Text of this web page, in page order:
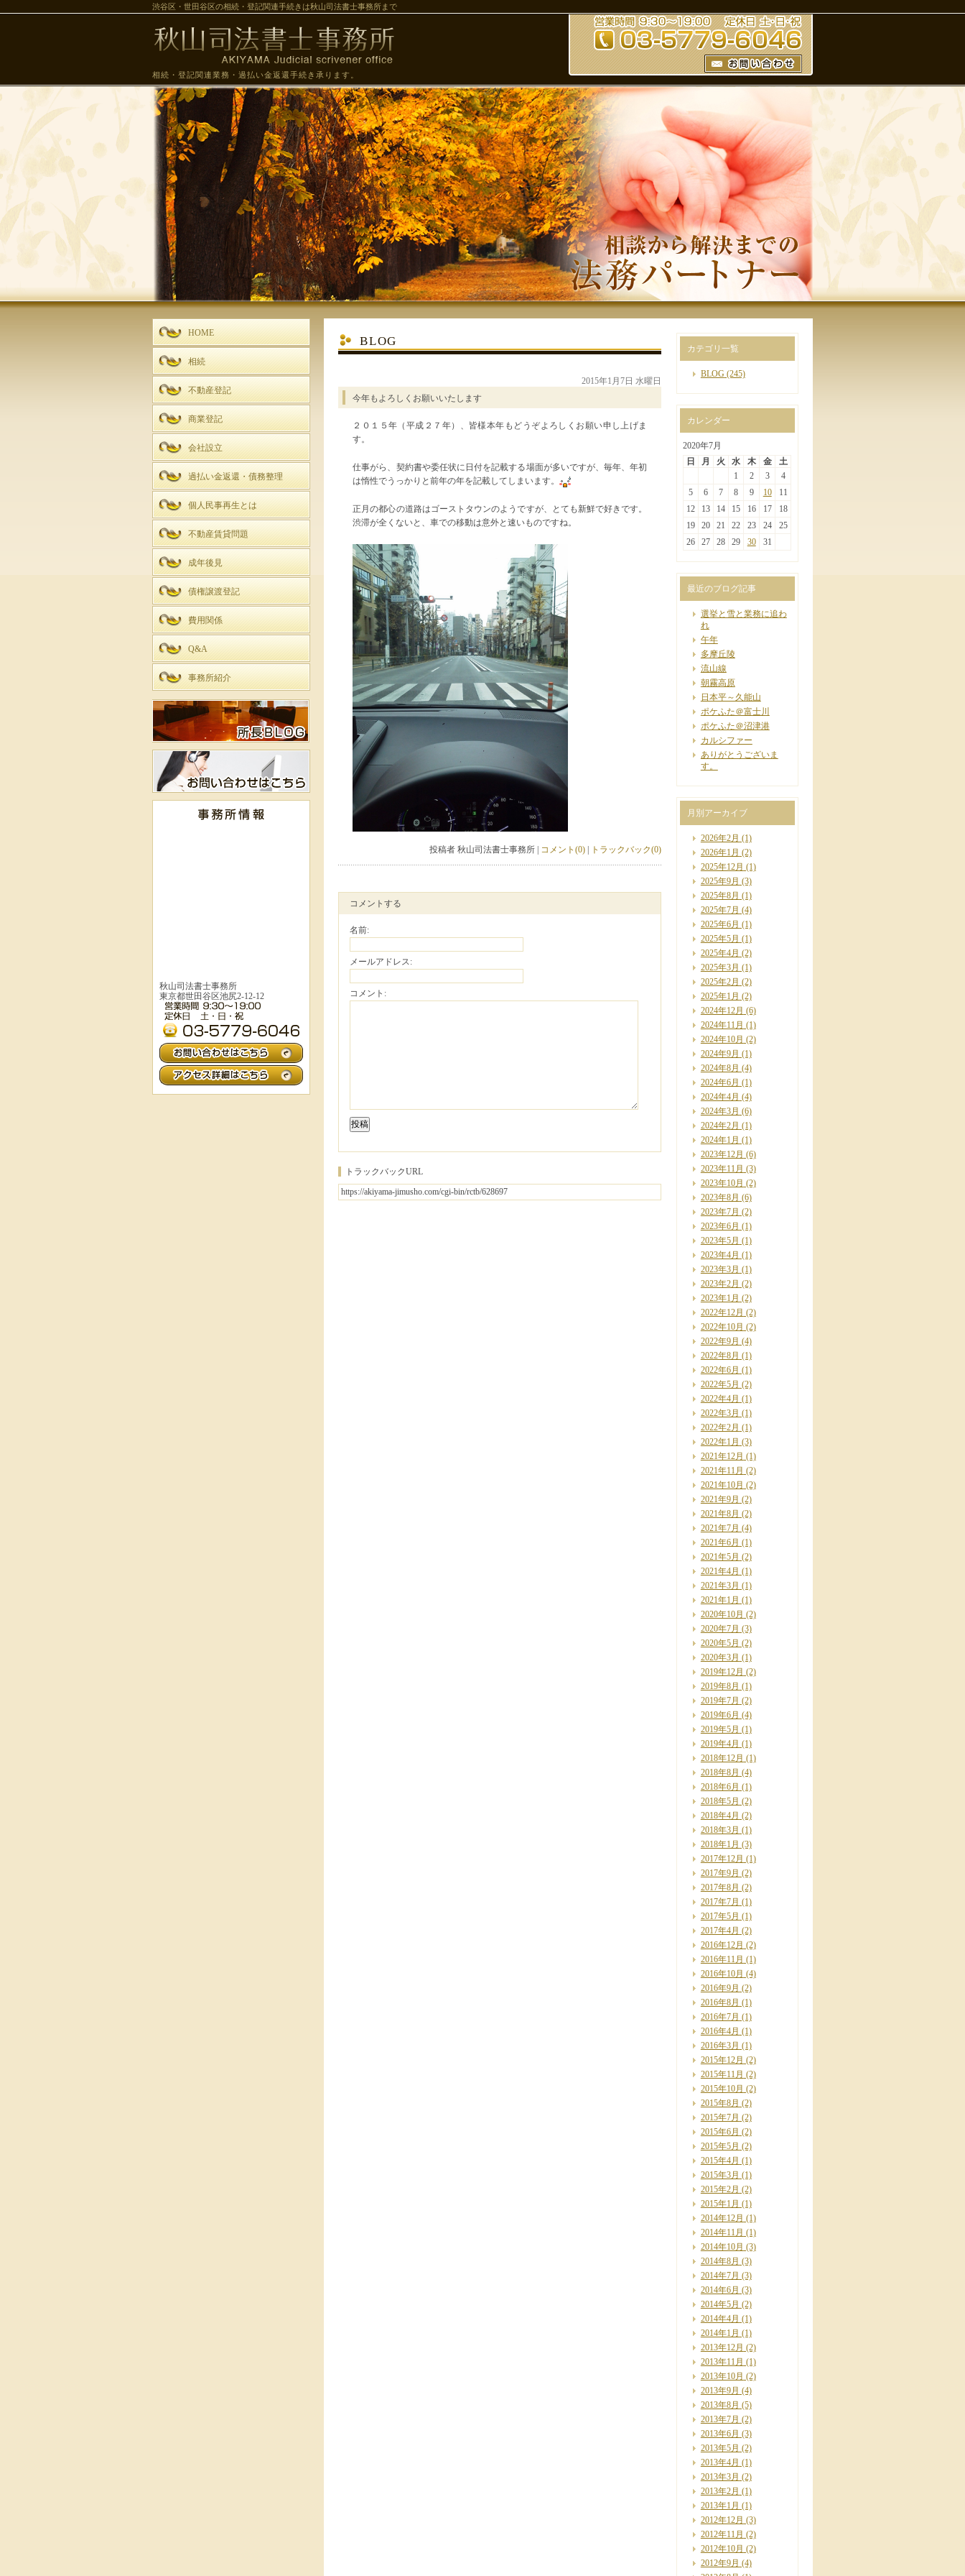
渋谷区・世田谷区の相続・登記関連手続きは秋山司法書士事務所まで
相続・登記関連業務・過払い金返還手続き承ります。
BLOG
2015年1月7日 水曜日
今年もよろしくお願いいたします
２０１５年（平成２７年）、皆様本年もどうぞよろしくお願い申し上げま
す。
仕事がら、契約書や委任状に日付を記載する場面が多いですが、毎年、年初
は惰性でうっかりと前年の年を記載してしまいます。
正月の都心の道路はゴーストタウンのようですが、とても新鮮で好きです。
渋滞が全くないと、車での移動は意外と速いものですね。
投稿者 秋山司法書士事務所 | コメント(0) トラックバック(0)
コメントする
名前:
メールアドレス:
コメント:
トラックバックURL
カテゴリ一覧
BLOG(245)
カレンダー
2020年7月
日
月 火 水 木 金
土
1
2 3
4
5
6 7 8 9 10
11
12
13 14 15 16 17
18
19
20 21 22 23 24
25
26
27 28 29 30 31
最近のブログ記事
選挙と雪と業務に追わ
れ
午年
多摩丘陵
流山線
朝霧高原
日本平～久能山
ポケふた＠富士川
ポケふた＠沼津港
カルシファー
ありがとうございま
す。
月別アーカイブ
2026年2月 (1)
2026年1月 (2)
2025年12月 (1)
2025年9月 (3)
2025年8月 (1)
2025年7月 (4)
2025年6月 (1)
2025年5月 (1)
2025年4月 (2)
2025年3月 (1)
2025年2月 (2)
2025年1月 (2)
2024年12月 (6)
2024年11月 (1)
2024年10月 (2)
2024年9月 (1)
2024年8月 (4)
2024年6月 (1)
2024年4月 (4)
2024年3月 (6)
2024年2月 (1)
2024年1月 (1)
2023年12月 (6)
2023年11月 (3)
2023年10月 (2)
2023年8月 (6)
2023年7月 (2)
2023年6月 (1)
2023年5月 (1)
2023年4月 (1)
2023年3月 (1)
2023年2月 (2)
2023年1月 (2)
2022年12月 (2)
2022年10月 (2)
2022年9月 (4)
2022年8月 (1)
2022年6月 (1)
2022年5月 (2)
2022年4月 (1)
2022年3月 (1)
2022年2月 (1)
2022年1月 (3)
2021年12月 (1)
2021年11月 (2)
2021年10月 (2)
2021年9月 (2)
2021年8月 (2)
2021年7月 (4)
2021年6月 (1)
2021年5月 (2)
2021年4月 (1)
2021年3月 (1)
2021年1月 (1)
2020年10月 (2)
2020年7月 (3)
2020年5月 (2)
2020年3月 (1)
2019年12月 (2)
2019年8月 (1)
2019年7月 (2)
2019年6月 (4)
2019年5月 (1)
2019年4月 (1)
2018年12月 (1)
2018年8月 (4)
2018年6月 (1)
2018年5月 (2)
2018年4月 (2)
2018年3月 (1)
2018年1月 (3)
2017年12月 (1)
2017年9月 (2)
2017年8月 (2)
2017年7月 (1)
2017年5月 (1)
2017年4月 (2)
2016年12月 (2)
2016年11月 (1)
2016年10月 (4)
2016年9月 (2)
2016年8月 (1)
2016年7月 (1)
2016年4月 (1)
2016年3月 (1)
2015年12月 (2)
2015年11月 (2)
2015年10月 (2)
2015年8月 (2)
2015年7月 (2)
2015年6月 (2)
2015年5月 (2)
2015年4月 (1)
2015年3月 (1)
2015年2月 (2)
2015年1月 (1)
2014年12月 (1)
2014年11月 (1)
2014年10月 (3)
2014年8月 (3)
2014年7月 (3)
2014年6月 (3)
2014年5月 (2)
2014年4月 (1)
2014年1月 (1)
2013年12月 (2)
2013年11月 (1)
2013年10月 (2)
2013年9月 (4)
2013年8月 (5)
2013年7月 (2)
2013年6月 (3)
2013年5月 (2)
2013年4月 (1)
2013年3月 (2)
2013年2月 (1)
2013年1月 (1)
2012年12月 (3)
2012年11月 (2)
2012年10月 (2)
2012年9月 (4)
HOME
相続
不動産登記
商業登記
会社設立
過払い金返還・債務整理
個人民事再生とは
不動産賃貸問題
成年後見
債権譲渡登記
費用関係
Q&A
事務所紹介
秋山司法書士事務所
東京都世田谷区池尻2-12-12